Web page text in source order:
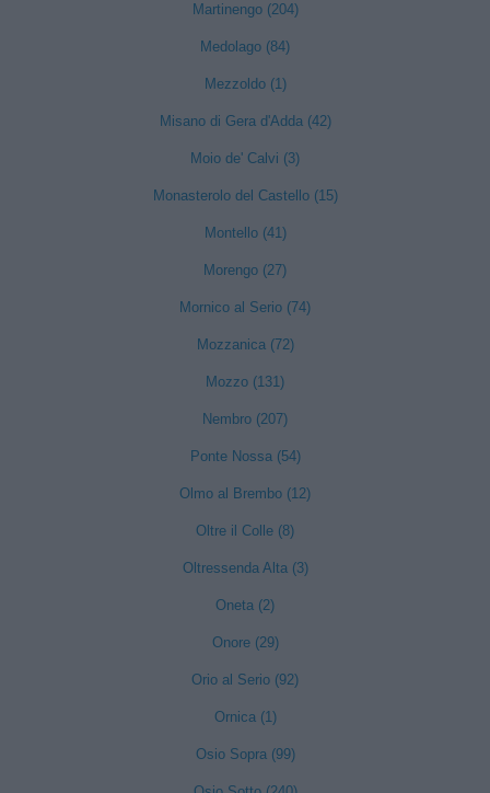
Martinengo (204)
Medolago (84)
Mezzoldo (1)
Misano di Gera d'Adda (42)
Moio de' Calvi (3)
Monasterolo del Castello (15)
Montello (41)
Morengo (27)
Mornico al Serio (74)
Mozzanica (72)
Mozzo (131)
Nembro (207)
Ponte Nossa (54)
Olmo al Brembo (12)
Oltre il Colle (8)
Oltressenda Alta (3)
Oneta (2)
Onore (29)
Orio al Serio (92)
Ornica (1)
Osio Sopra (99)